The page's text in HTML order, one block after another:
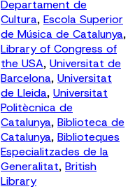
Departament de
Cultura, Escola Superior
de Música de Catalunya,
Library of Congress of
the USA, Universitat de
Barcelona, Universitat
de Lleida, Universitat
Politècnica de
Catalunya, Biblioteca de
Catalunya, Biblioteques
Especialitzades de la
Generalitat, British
Library